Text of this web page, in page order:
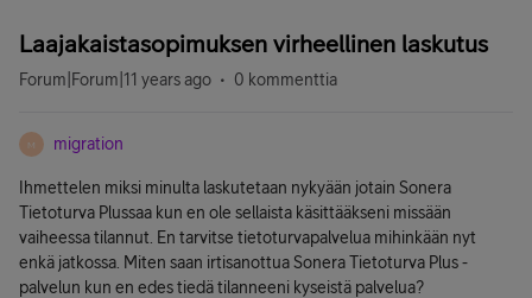
Laajakaistasopimuksen virheellinen laskutus
Forum|Forum|11 years ago 0 kommenttia
M migration
Ihmettelen miksi minulta laskutetaan nykyään jotain Sonera
Tietoturva Plussaa kun en ole sellaista käsittääkseni missään
vaiheessa tilannut. En tarvitse tietoturvapalvelua mihinkään nyt
enkä jatkossa. Miten saan irtisanottua Sonera Tietoturva Plus -
palvelun kun en edes tiedä tilanneeni kyseistä palvelua?